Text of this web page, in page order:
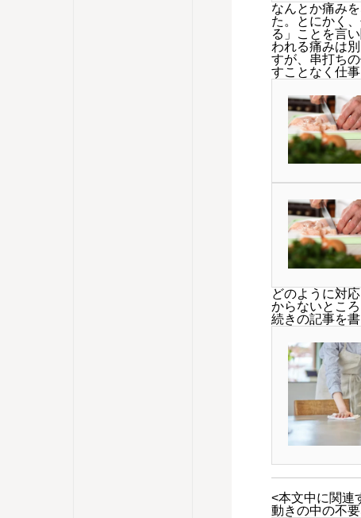
なんとか痛み
た。とにかく
る」ことを言
われる痛みは
すが、串打ち
すことなく仕
どのように対
からないとこ
続きの記事を書
<本文中に関連
動きの中の不